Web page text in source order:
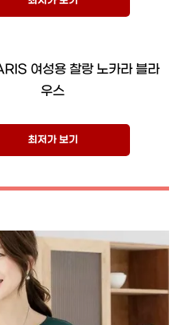
여성용 찰랑 노카라 블라
우스
최저가 보기